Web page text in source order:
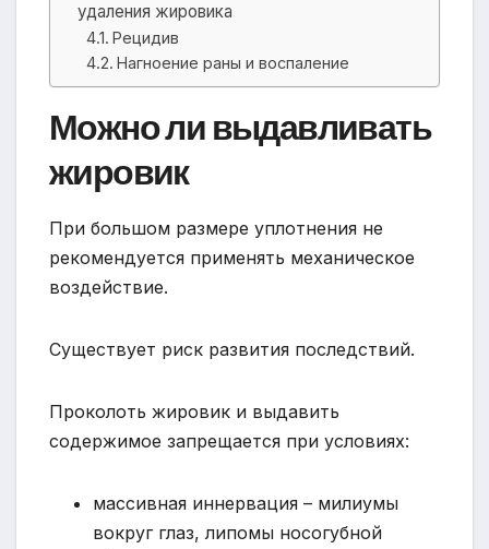
удаления жировика
Рецидив
Нагноение раны и воспаление
Можно ли выдавливать
жировик
При большом размере уплотнения не
рекомендуется применять механическое
воздействие.
Существует риск развития последствий.
Проколоть жировик и выдавить
содержимое запрещается при условиях:
массивная иннервация – милиумы
вокруг глаз, липомы носогубной